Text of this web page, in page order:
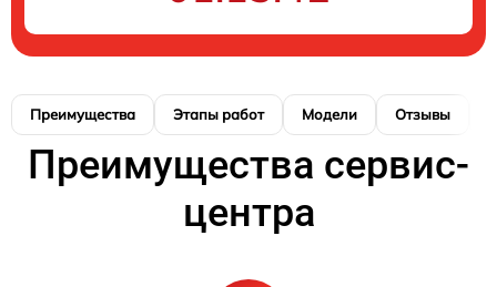
Преимущества Этапы работ Модели Отзывы
Преимущества сервис-
центра